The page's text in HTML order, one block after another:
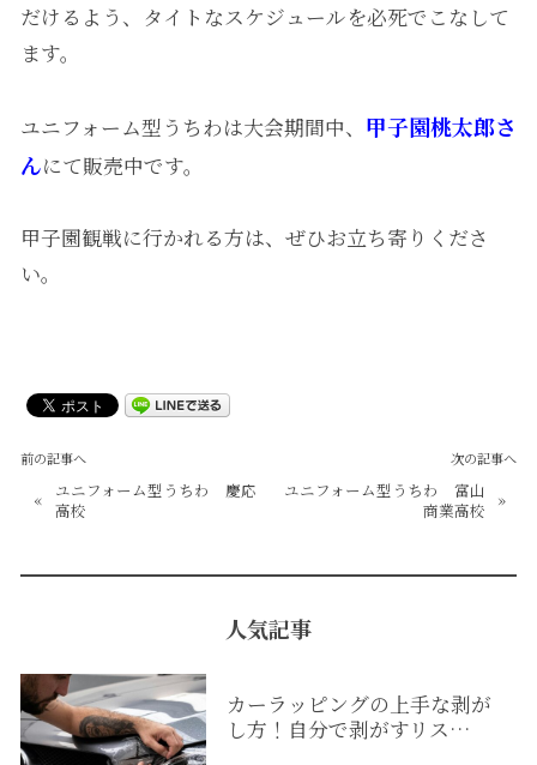
だけるよう、タイトなスケジュールを必死でこなして
ます。
ユニフォーム型うちわは大会期間中、 甲子園桃太郎さ
んにて販売中です。
甲子園観戦に行かれる方は、ぜひお立ち寄りくださ
い。
前の記事へ
«
ユニフォーム型うちわ 慶応
高校
次の記事へ
ユニフォーム型うちわ 富山
商業高校
»
人気記事
カーラッピングの上手な剥が
し方！自分で剥がすリス…